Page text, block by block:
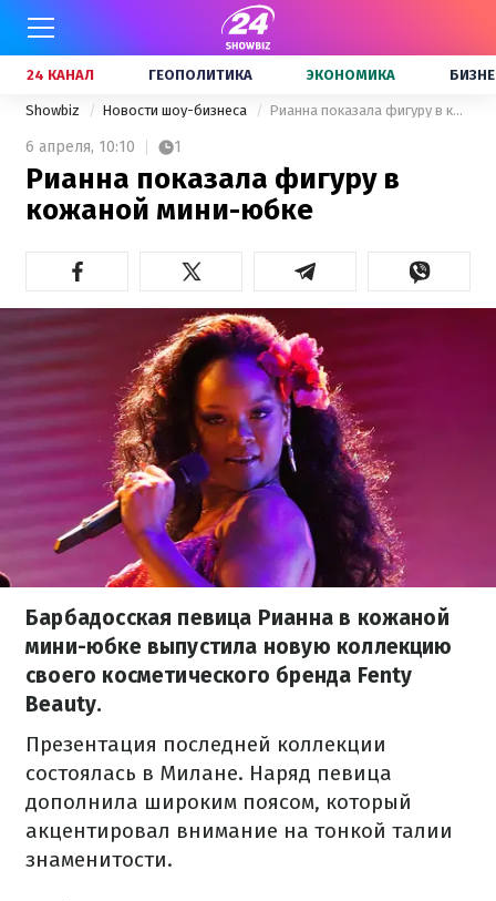
24 КАНАЛ ГЕОПОЛИТИКА ЭКОНОМИКА
Showbiz Новости шоу-бизнеса Рианна показала фигуру в кожаной мини-юбке
6 апреля, 10:10 1
Рианна показала фигуру в
кожаной мини-юбке
Барбадосская певица Рианна в кожаной
мини-юбке выпустила новую коллекцию
своего косметического бренда Fenty
Beauty.
Презентация последней коллекции
состоялась в Милане. Наряд певица
дополнила широким поясом, который
акцентировал внимание на тонкой талии
знаменитости.